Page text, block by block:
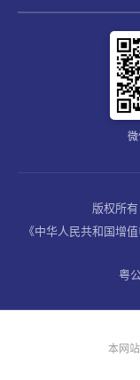
版权所
《中华人民共和国增
粤
本网